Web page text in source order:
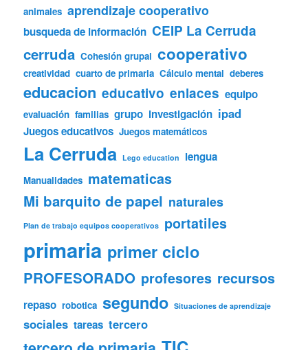
animales aprendizaje cooperativo
busqueda de información CEIP La Cerruda
cerruda Cohesión grupal cooperativo
creatividad cuarto de primaria Cálculo mental deberes
educacion educativo enlaces equipo
evaluación familias grupo investigación ipad
Juegos educativos Juegos matemáticos
La Cerruda Lego education lengua
Manualidades matematicas
Mi barquito de papel naturales
Plan de trabajo equipos cooperativos portatiles
primaria primer ciclo
PROFESORADO profesores recursos
repaso robotica segundo Situaciones de aprendizaje
sociales tareas tercero